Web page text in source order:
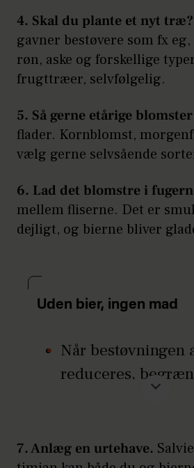
4. Skal du plante et nyt træ?
gavner bestøvere som fx
røn, aske og forskellige
frugttræer, selvfølgelig.
5. Så gerne etårige blomster
flader. Kornblomst,
vælg gerne selvsående
6. Lad det blomstre i
mellem fliserne. Det er
dejligt, og bierne bliver
Uden bier, ingen mad
Når bestøvningen
reduceres,
Hver fjerde vilde
7. Anlæg en urtehave.